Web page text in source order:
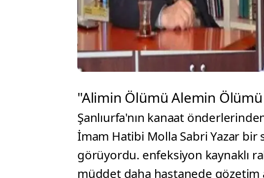
"Alimin Ölümü Alemin
Şanlıurfa'nın kanaat
İmam Hatibi Molla Sabri Yazar
görüyordu. enfeksiyon kaynaklı
müddet daha hastanede gözetim